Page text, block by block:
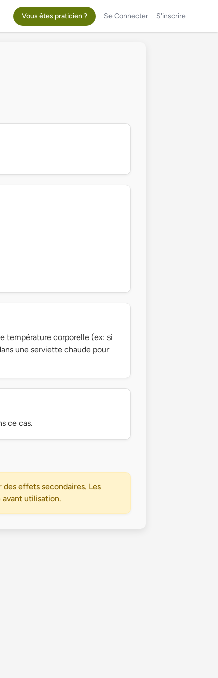
Vous êtes praticien ? Se Connecter S'inscrire
température corporelle (ex: si
une serviette chaude pour
ce cas.
effets secondaires. Les
utilisation.